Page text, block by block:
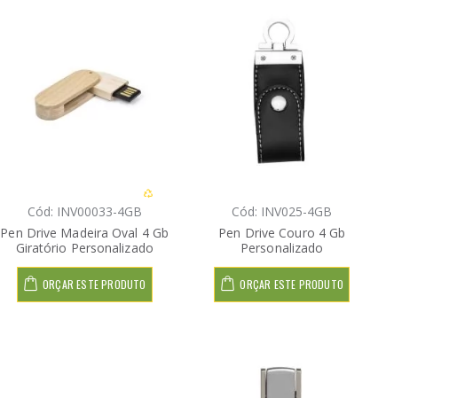
Cód: INV00033-4GB
Pen Drive Madeira Oval 4 Gb
Giratório Personalizado
ORÇAR ESTE PRODUTO
Cód: INV025-4GB
Pen Drive Couro 4 Gb
Personalizado
ORÇAR ESTE PRODUTO